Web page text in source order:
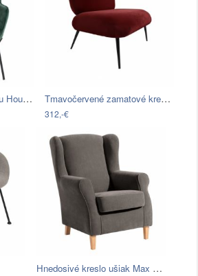
Zelené kreslo zo zamatu House Nordic… Tmavočervené zamatové kreslo Leitmotiv…
312,-€
Hnedosivé kreslo ušiak Max Winzer Lorris